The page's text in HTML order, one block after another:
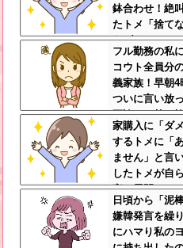
鉢合わせ！絶
たトメ「捨て
あげない！」
夫ですｗ
フル勤務の私
コウト全員分
義家族！早朝4
ついに言い放
正論」に義一
け者どもに正
家購入に「ダ
するトメに「
ません」と言
したトメが自
高の展開へｗ
日頃から「泥
嫌韓発言を繰
にハマり私の